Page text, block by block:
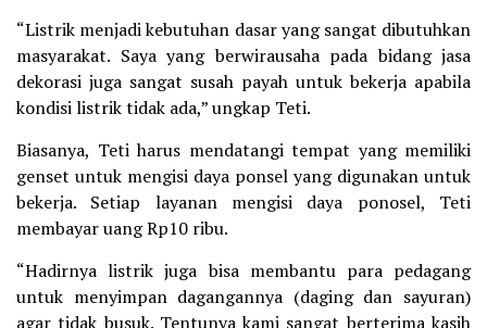
“Listrik menjadi kebutuhan dasar yang sangat dibutuhkan
masyarakat. Saya yang berwirausaha pada bidang jasa
dekorasi juga sangat susah payah untuk bekerja apabila
kondisi listrik tidak ada,” ungkap Teti.
Biasanya, Teti harus mendatangi tempat yang memiliki
genset untuk mengisi daya ponsel yang digunakan untuk
bekerja. Setiap layanan mengisi daya ponosel, Teti
membayar uang Rp10 ribu.
“Hadirnya listrik juga bisa membantu para pedagang
untuk menyimpan dagangannya (daging dan sayuran)
agar tidak busuk. Tentunya kami sangat berterima kasih